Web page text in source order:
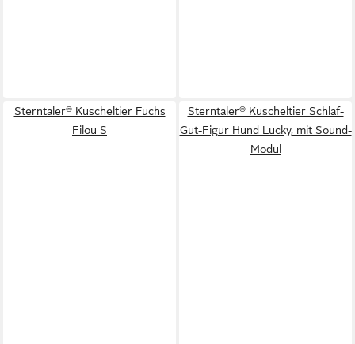
Sterntaler® Kuscheltier Fuchs
Filou S
Sterntaler® Kuscheltier Schlaf-
Gut-Figur Hund Lucky, mit Sound-
Modul